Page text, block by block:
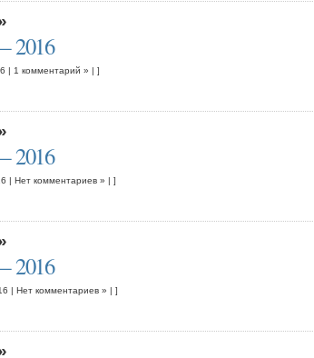
| 1 комментарий » | ]
| Нет комментариев » | ]
| Нет комментариев » | ]